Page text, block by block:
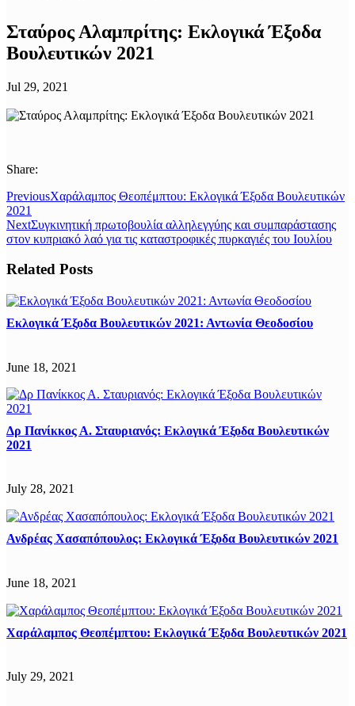
Σταύρος Αλαμπρίτης: Εκλογικά Έξοδα
Βουλευτικών 2021
Jul 29, 2021
Share:
PreviousΧαράλαμπος Θεοπέμπτου: Εκλογικά Έξοδα Βουλευτικών
2021
NextΣυγκινητική πρωτοβουλία αλληλεγγύης και συμπαράστασης
στον κυπριακό λαό για τις καταστροφικές πυρκαγιές του Ιουλίου
Related Posts
Εκλογικά Έξοδα Βουλευτικών 2021: Αντωνία Θεοδοσίου
June 18, 2021
Δρ Πανίκκος Α. Σταυριανός: Εκλογικά Έξοδα Βουλευτικών
2021
July 28, 2021
Ανδρέας Χασαπόπουλος: Εκλογικά Έξοδα Βουλευτικών 2021
June 18, 2021
Χαράλαμπος Θεοπέμπτου: Εκλογικά Έξοδα Βουλευτικών 2021
July 29, 2021